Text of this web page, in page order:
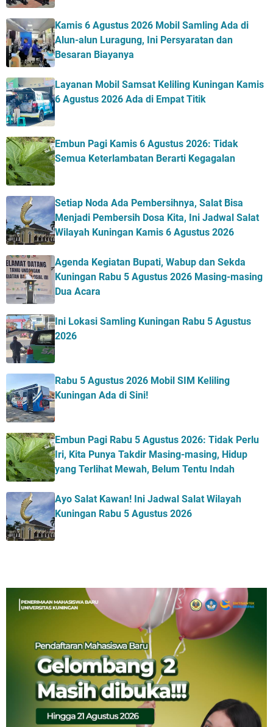
Kamis 6 Agustus 2026 Mobil Samling Ada di
Alun-alun Luragung, Ini Persyaratan dan
Besaran Biayanya
Layanan Mobil Samsat Keliling Kuningan Kamis
6 Agustus 2026 Ada di Empat Titik
Embun Pagi Kamis 6 Agustus 2026: Tidak
Semua Keterlambatan Berarti Kegagalan
Setiap Noda Ada Pembersihnya, Salat Bisa
Menjadi Pembersih Dosa Kita, Ini Jadwal Salat
Wilayah Kuningan Kamis 6 Agustus 2026
Agenda Kegiatan Bupati, Wabup dan Sekda
Kuningan Rabu 5 Agustus 2026 Masing-masing
Dua Acara
Ini Lokasi Samling Kuningan Rabu 5 Agustus
2026
Rabu 5 Agustus 2026 Mobil SIM Keliling
Kuningan Ada di Sini!
Embun Pagi Rabu 5 Agustus 2026: Tidak Perlu
Iri, Kita Punya Takdir Masing-masing, Hidup
yang Terlihat Mewah, Belum Tentu Indah
Ayo Salat Kawan! Ini Jadwal Salat Wilayah
Kuningan Rabu 5 Agustus 2026